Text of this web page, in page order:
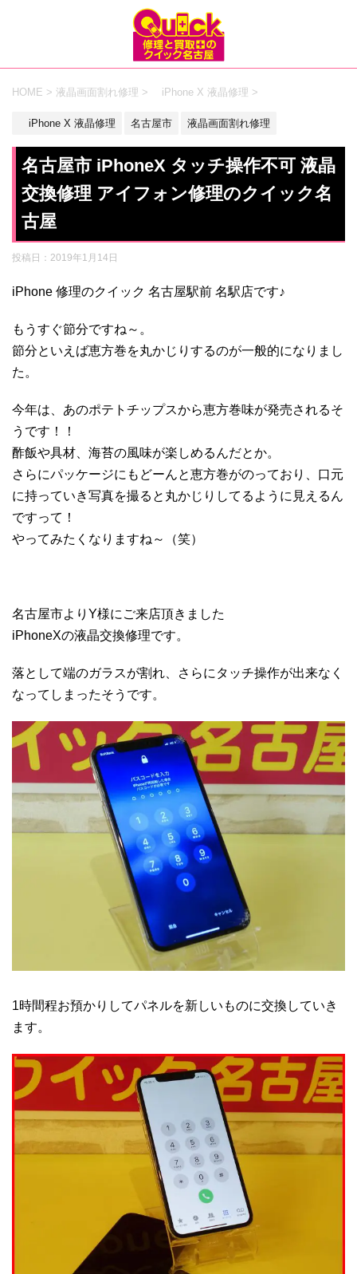
HOME > 液晶画面割れ修理 > iPhone X 液晶修理 >
iPhone X 液晶修理 名古屋市 液晶画面割れ修理
名古屋市 iPhoneX タッチ操作不可 液晶
交換修理 アイフォン修理のクイック名
古屋
投稿日： 2019年1月14日
iPhone 修理のクイック 名古屋駅前 名駅店です♪
もうすぐ節分ですね～。
節分といえば恵方巻を丸かじりするのが一般的になりまし
た。
今年は、あのポテトチップスから恵方巻味が発売されるそ
うです！！
酢飯や具材、海苔の風味が楽しめるんだとか。
さらにパッケージにもどーんと恵方巻がのっており、口元
に持っていき写真を撮ると丸かじりしてるように見えるん
ですって！
やってみたくなりますね～（笑）
名古屋市よりY様にご来店頂きました
iPhoneXの液晶交換修理です。
落として端のガラスが割れ、さらにタッチ操作が出来なく
なってしまったそうです。
1時間程お預かりしてパネルを新しいものに交換していき
ます。